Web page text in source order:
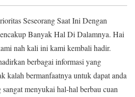
Seseorang Saat Ini Dengan
Banyak Hal Di Dalamnya. Hai
nah kali ini kami kembali hadir.
berbagai informasi yang
kalah bermanfaatnya untuk dapat anda
menyukai hal-hal berbau cuan